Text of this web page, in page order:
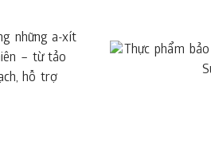
những a-xít
– từ tảo
hỗ trợ